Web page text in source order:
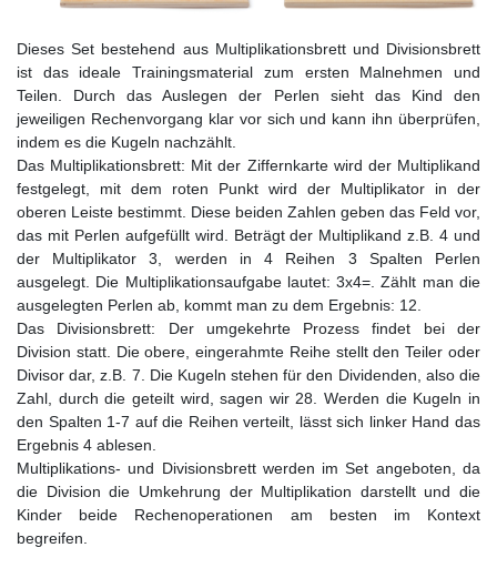
Dieses Set bestehend aus Multiplikationsbrett und Divisionsbrett
ist das ideale Trainingsmaterial zum ersten Malnehmen und
Teilen. Durch das Auslegen der Perlen sieht das Kind den
jeweiligen Rechenvorgang klar vor sich und kann ihn überprüfen,
indem es die Kugeln nachzählt.
Das Multiplikationsbrett: Mit der Ziffernkarte wird der Multiplikand
festgelegt, mit dem roten Punkt wird der Multiplikator in der
oberen Leiste bestimmt. Diese beiden Zahlen geben das Feld vor,
das mit Perlen aufgefüllt wird. Beträgt der Multiplikand z.B. 4 und
der Multiplikator 3, werden in 4 Reihen 3 Spalten Perlen
ausgelegt. Die Multiplikationsaufgabe lautet: 3x4=. Zählt man die
ausgelegten Perlen ab, kommt man zu dem Ergebnis: 12.
Das Divisionsbrett: Der umgekehrte Prozess findet bei der
Division statt. Die obere, eingerahmte Reihe stellt den Teiler oder
Divisor dar, z.B. 7. Die Kugeln stehen für den Dividenden, also die
Zahl, durch die geteilt wird, sagen wir 28. Werden die Kugeln in
den Spalten 1-7 auf die Reihen verteilt, lässt sich linker Hand das
Ergebnis 4 ablesen.
Multiplikations- und Divisionsbrett werden im Set angeboten, da
die Division die Umkehrung der Multiplikation darstellt und die
Kinder beide Rechenoperationen am besten im Kontext
begreifen.